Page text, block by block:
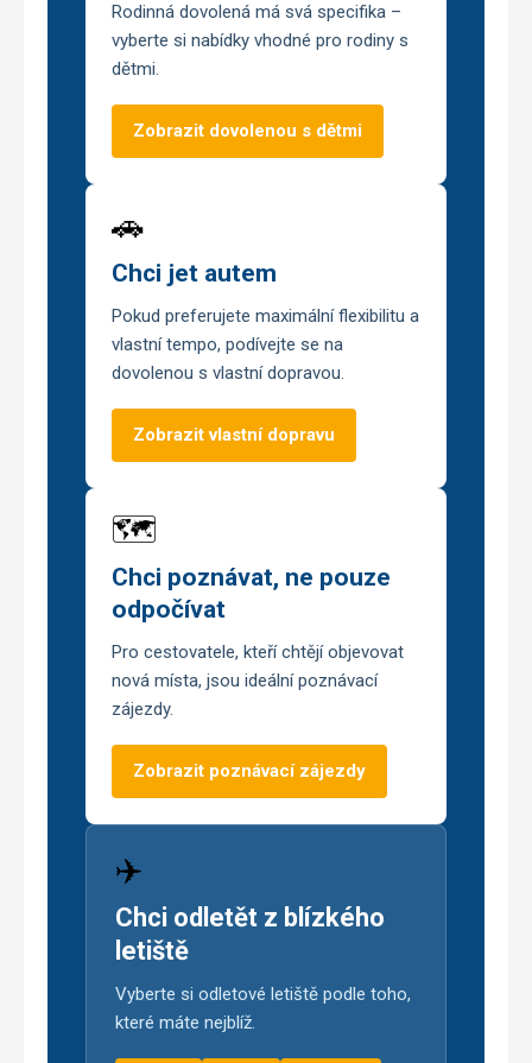
Rodinná dovolená má svá specifika –
vyberte si nabídky vhodné pro rodiny s
dětmi.
Zobrazit dovolenou s dětmi
🚗
Chci jet autem
Pokud preferujete maximální flexibilitu a
vlastní tempo, podívejte se na
dovolenou s vlastní dopravou.
Zobrazit vlastní dopravu
🗺️
Chci poznávat, ne pouze
odpočívat
Pro cestovatele, kteří chtějí objevovat
nová místa, jsou ideální poznávací
zájezdy.
Zobrazit poznávací zájezdy
✈️
Chci odletět z blízkého
letiště
Vyberte si odletové letiště podle toho,
které máte nejblíž.